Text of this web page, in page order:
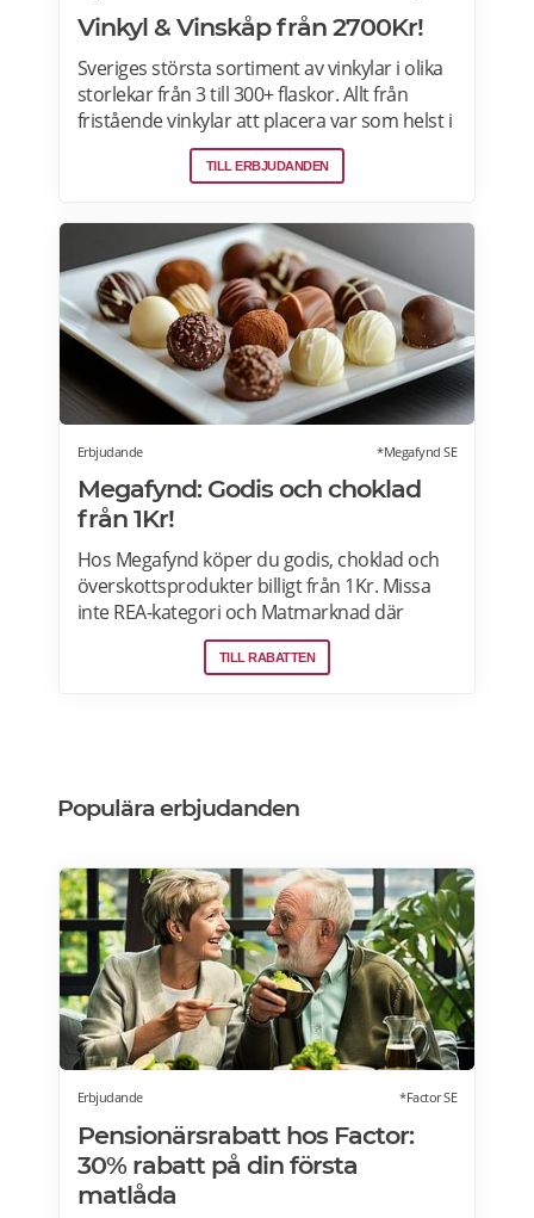
Vinkyl & Vinskåp från 2700Kr!
Sveriges största sortiment av vinkylar i olika
storlekar från 3 till 300+ flaskor. Allt från
fristående vinkylar att placera var som helst i
hemmet, till inbyggda eller integrerbara
vinkylar som elegant smälter in i
Designa din vinkyl i vilken färg du vill! Läs
mer>>>
TILL ERBJUDANDEN
Erbjudande *Megafynd SE
Megafynd: Godis och choklad
från 1Kr!
Hos Megafynd köper du godis, choklad och
överskottsprodukter billigt från 1Kr. Missa
inte REA-kategori och Matmarknad där
Megafynd har hundratals aktuella
erbjudanden varje dag. Läs mer om
TILL RABATTEN
Populära erbjudanden
Erbjudande *Factor SE
Pensionärsrabatt hos Factor:
30% rabatt på din första
matlåda